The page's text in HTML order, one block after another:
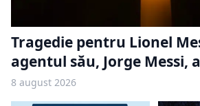
Tragedie pentru Lionel
agentul său, Jorge Messi,
8 august 2026